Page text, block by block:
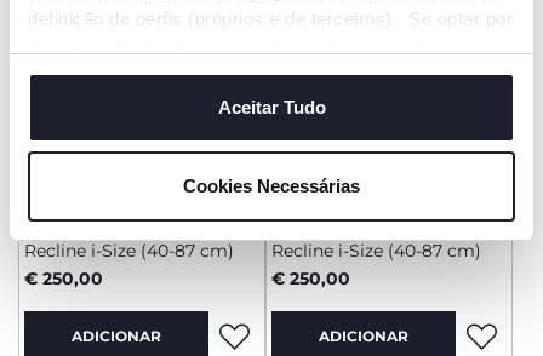
definição de perfis (próprios e de terceiros). Se optar por
cookies. Se quiser saber mais, alterar ou revogar o
consentimento de todos ou de alguns cookies, clique em
"mostrar detalhes". Ao fechar este aviso, está a
são necessários e essenciais para garantir o
funcionamento desta página.
Aceitar Tudo
Cookies Necessárias
+ CORES
Cadeira auto First Seat
Recline i-Size (40-87 cm)
€ 250,00
ADICIONAR
Cadeira auto First Seat
Recline i-Size (40-87 cm)
€ 250,00
ADICIONAR